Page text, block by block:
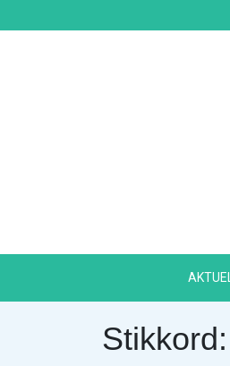
to
Stikkord: